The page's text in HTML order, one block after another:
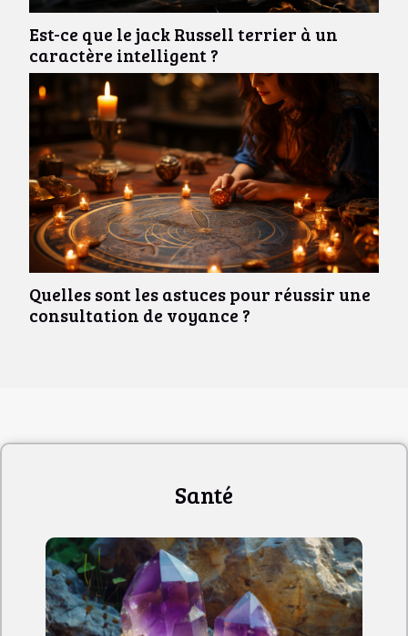
Est-ce que le jack Russell terrier à un
caractère intelligent ?
Quelles sont les astuces pour réussir une
consultation de voyance ?
Santé